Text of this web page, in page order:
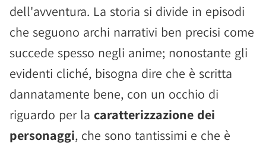
dell'avventura. La storia si divide in episodi
che seguono archi narrativi ben precisi come
succede spesso negli anime; nonostante gli
evidenti cliché, bisogna dire che è scritta
dannatamente bene, con un occhio di
riguardo per la caratterizzazione dei
personaggi, che sono tantissimi e che è